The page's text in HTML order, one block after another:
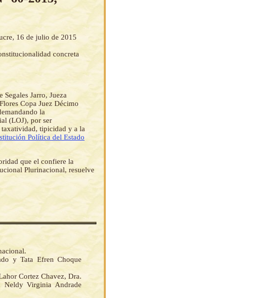
16 de julio de 2015
concreta
Jarro, Jueza
Copa Juez Décimo
la
(LOJ), por ser
taxatividad, tipicidad y a la
Política del Estado
que el confiere la
Plurinacional, resuelve
y Tata Efren Choque
Cortez Chavez, Dra.
Neldy Virginia Andrade